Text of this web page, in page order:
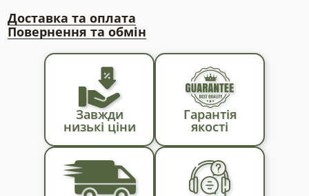
90%
1,5
Доставка та оплата
Повернення та обмін
Завжди
низькі ціни
Гарантія
якості